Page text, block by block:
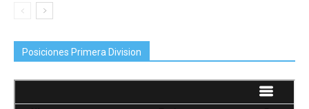
Posiciones Primera Division